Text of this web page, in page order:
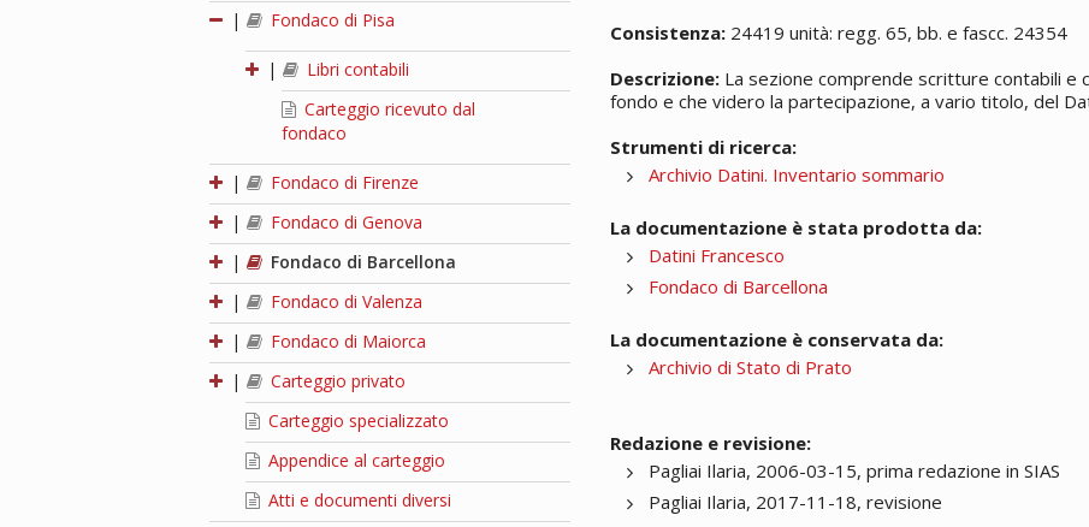
|
Fondaco di Pisa
|
Libri contabili
Carteggio ricevuto dal
fondaco
|
Fondaco di Firenze
|
Fondaco di Genova
|
Fondaco di Barcellona
|
Fondaco di Valenza
|
Fondaco di Maiorca
|
Carteggio privato
Carteggio specializzato
Appendice al carteggio
Atti e documenti diversi
Consistenza: 24419 unità: regg. 65, bb. e fascc. 24354
Descrizione: La sezione comprende scritture contabili e
fondo e che videro la partecipazione, a vario titolo, del
Strumenti di ricerca:
Archivio Datini. Inventario sommario
La documentazione è stata prodotta da:
Datini Francesco
Fondaco di Barcellona
La documentazione è conservata da:
Archivio di Stato di Prato
Redazione e revisione:
Pagliai Ilaria, 2006-03-15, prima redazione in SIAS
Pagliai Ilaria, 2017-11-18, revisione